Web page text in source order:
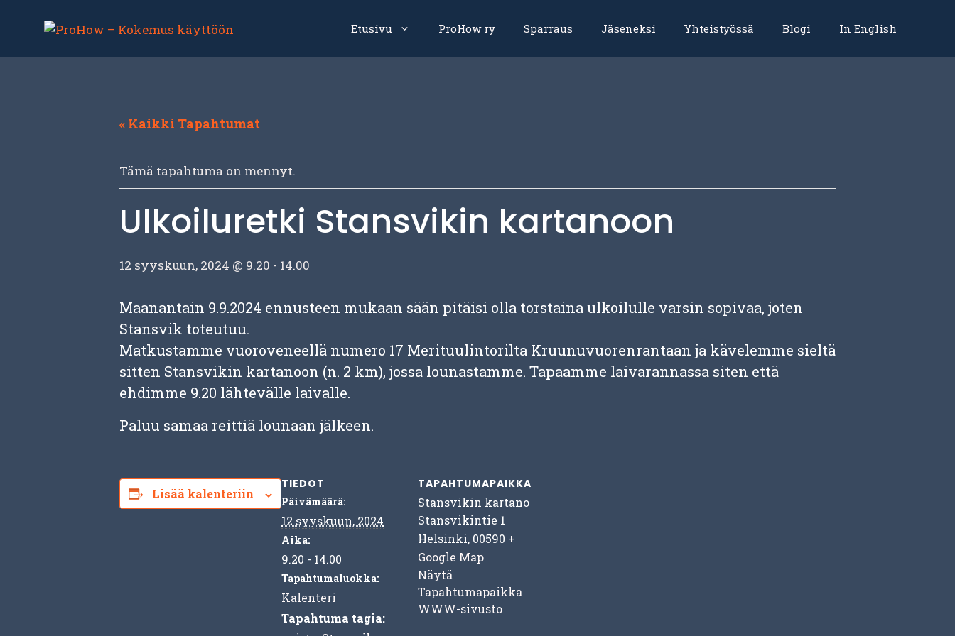
sisältöön
Etusivu ProHow ry Sparraus Jäseneksi Yhteistyössä Blogi In English
« Kaikki Tapahtumat
Tämä tapahtuma on mennyt.
Ulkoiluretki Stansvikin kartanoon
12 syyskuun, 2024 @ 9.20 - 14.00
Maanantain 9.9.2024 ennusteen mukaan sään pitäisi olla torstaina ulkoilulle varsin sopivaa, joten
Stansvik toteutuu.
Matkustamme vuoroveneellä numero 17 Merituulintorilta Kruunuvuorenrantaan ja kävelemme sieltä
sitten Stansvikin kartanoon (n. 2 km), jossa lounastamme. Tapaamme laivarannassa siten että
ehdimme 9.20 lähtevälle laivalle.
Paluu samaa reittiä lounaan jälkeen.
Lisää kalenteriin
TIEDOT
Päivämäärä:
12 syyskuun, 2024
Aika:
9.20 - 14.00
Tapahtumaluokka:
Kalenteri
Tapahtuma tagia:
TAPAHTUMAPAIKKA
Stansvikin kartano
Stansvikintie 1
Helsinki, 00590 +
Google Map
Näytä
Tapahtumapaikka
WWW-sivusto